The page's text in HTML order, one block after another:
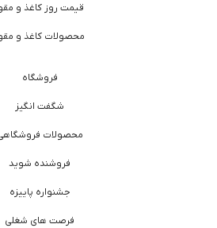
قیمت روز کاغذ و
محصولات کاغذ و
فروشگاه
شگفت انگیز
محصولات
فروشنده شوید
جشنواره پاییزه
فرصت های شغلی